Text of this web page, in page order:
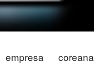
coreana